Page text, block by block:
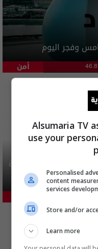
وفجر اليوم
أمن
وتعديل استمارة قرعة
Alsumaria TV
use your
Personalised
content
services
Store and/or
Learn more